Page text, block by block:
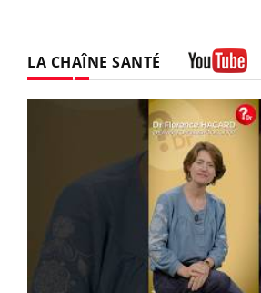
LA CHAÎNE SANTÉ